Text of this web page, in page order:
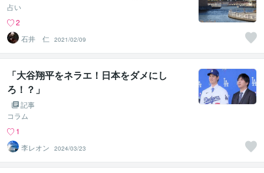
占い
2
石井 仁
2021/02/09
「大谷翔平をネラエ！日本をダメにし
ろ！？」
記事
コラム
1
李レオン
2024/03/23